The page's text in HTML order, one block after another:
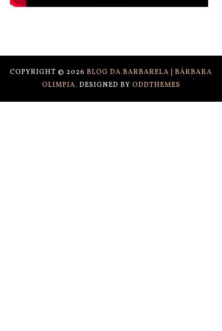
COPYRIGHT © 2026 BLOG DA BARBARELA | BÁRBARA
OLIMPIA. DESIGNED BY ODDTHEMES